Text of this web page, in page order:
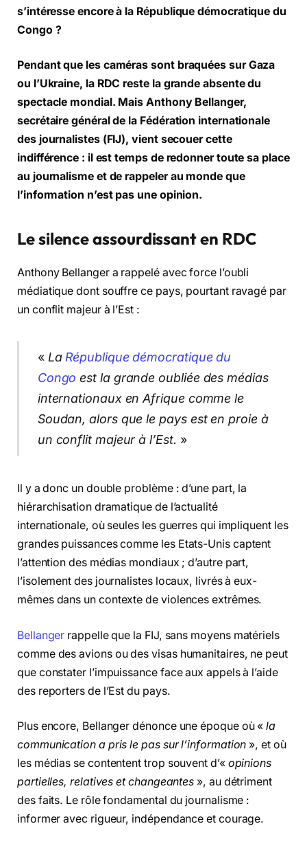
s’intéresse encore à la République démocratique du
Congo ?
Pendant que les caméras sont braquées sur Gaza
ou l’Ukraine, la RDC reste la grande absente du
spectacle mondial. Mais Anthony Bellanger,
secrétaire général de la Fédération internationale
des journalistes (FIJ), vient secouer cette
indifférence : il est temps de redonner toute sa place
au journalisme et de rappeler au monde que
l’information n’est pas une opinion.
Le silence assourdissant en RDC
Anthony Bellanger a rappelé avec force l’oubli
médiatique dont souffre ce pays, pourtant ravagé par
un conflit majeur à l’Est :
«LaRépublique démocratique du
Congo est la grande oubliée des médias
internationaux en Afrique comme le
Soudan, alors que le pays est en proie à
un conflit majeur à l’Est. »
Il y a donc un double problème : d’une part, la
hiérarchisation dramatique de l’actualité
internationale, où seules les guerres qui impliquent les
grandes puissances comme les Etats-Unis captent
l’attention des médias mondiaux ; d’autre part,
l’isolement des journalistes locaux, livrés à eux-
mêmes dans un contexte de violences extrêmes.
Bellanger rappelle que la FIJ, sans moyens matériels
comme des avions ou des visas humanitaires, ne peut
que constater l’impuissance face aux appels à l’aide
des reporters de l’Est du pays.
Plus encore, Bellanger dénonce une époque où « la
communication a pris le pas sur l’information », et où
les médias se contentent trop souvent d’« opinions
partielles, relatives et changeantes », au détriment
des faits. Le rôle fondamental du journalisme :
informer avec rigueur, indépendance et courage.